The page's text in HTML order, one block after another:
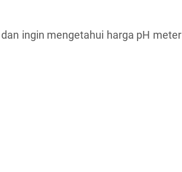
ingin mengetahui harga pH meter